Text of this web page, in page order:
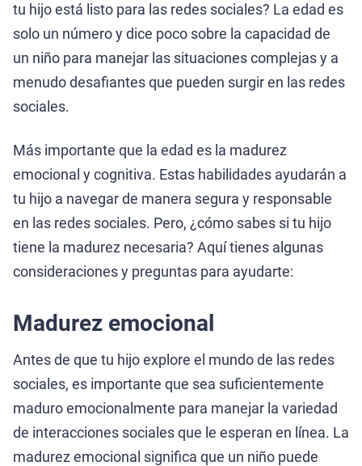
tu hijo está listo para las redes sociales? La edad es
solo un número y dice poco sobre la capacidad de
un niño para manejar las situaciones complejas y a
menudo desafiantes que pueden surgir en las redes
sociales.
Más importante que la edad es la madurez
emocional y cognitiva. Estas habilidades ayudarán a
tu hijo a navegar de manera segura y responsable
en las redes sociales. Pero, ¿cómo sabes si tu hijo
tiene la madurez necesaria? Aquí tienes algunas
consideraciones y preguntas para ayudarte:
Madurez emocional
Antes de que tu hijo explore el mundo de las redes
sociales, es importante que sea suficientemente
maduro emocionalmente para manejar la variedad
de interacciones sociales que le esperan en línea. La
madurez emocional significa que un niño puede